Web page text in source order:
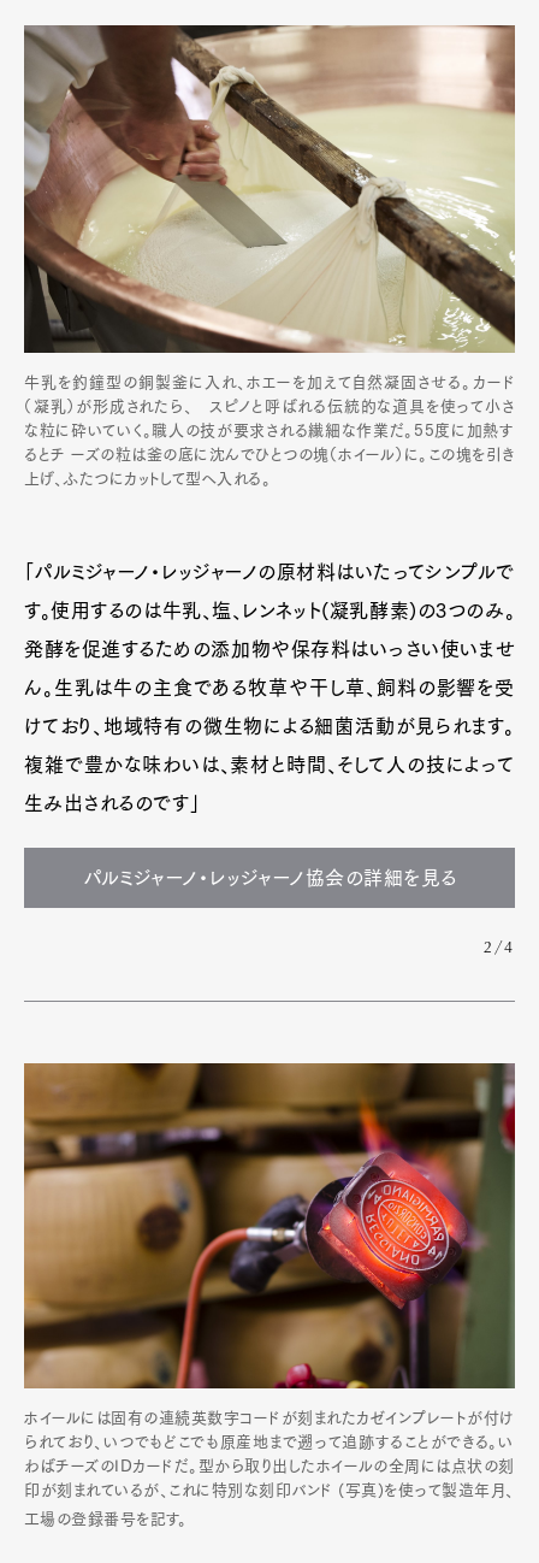
牛乳を釣鐘型の銅製釜に入れ、ホエーを加えて自然凝固させる。カード
（凝乳）が形成されたら、 スピノと呼ばれる伝統的な道具を使って小さ
な粒に砕いていく。職人の技が要求される繊細な作業だ。55度に加熱す
るとチ ーズの粒は釜の底に沈んでひとつの塊（ホイール）に。この塊を引き
上げ、ふたつにカットして型へ入れる。
「パルミジャーノ・レッジャーノの原材料はいたってシンプルで
す。使用するのは牛乳、塩、レンネット(凝乳酵素)の3つのみ。
発酵を促進するための添加物や保存料はいっさい使いませ
ん。生乳は牛の主食である牧草や干し草、飼料の影響を受
けており、地域特有の微生物による細菌活動が見られます。
複雑で豊かな味わいは、素材と時間、そして人の技によって
生み出されるのです」
パルミジャーノ・レッジャーノ協会の詳細を見る
2/4
ホイールには固有の連続英数字コードが刻まれたカゼインプレートが付け
られており、いつでもどこでも原産地まで遡って追跡することができる。い
わばチーズのIDカードだ。型から取り出したホイールの全周には点状の刻
印が刻まれているが、これに特別な刻印バンド (写真)を使って製造年月、
工場の登録番号を記す。